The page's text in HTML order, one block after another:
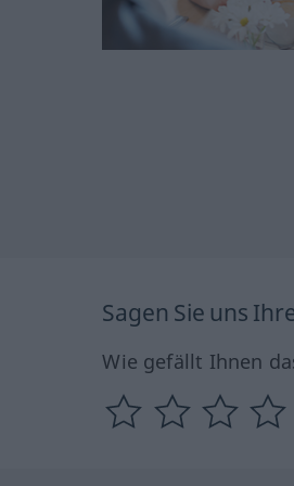
Sagen Sie uns
Wie gefällt Ihnen